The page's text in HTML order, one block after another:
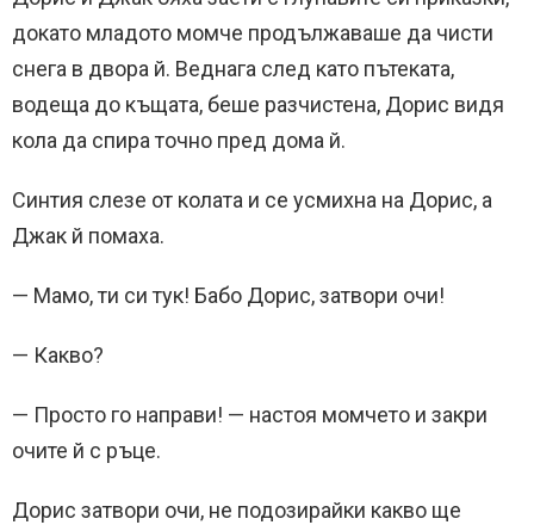
докато младото момче продължаваше да чисти
снега в двора й. Веднага след като пътеката,
водеща до къщата, беше разчистена, Дорис видя
кола да спира точно пред дома й.
Синтия слезе от колата и се усмихна на Дорис, а
Джак й помаха.
— Мамо, ти си тук! Бабо Дорис, затвори очи!
— Какво?
— Просто го направи! — настоя момчето и закри
очите й с ръце.
Дорис затвори очи, не подозирайки какво ще